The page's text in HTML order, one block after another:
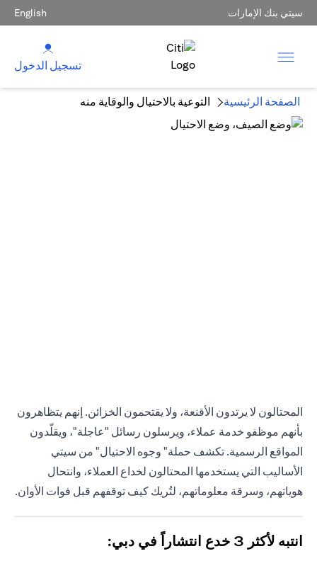
سيتي بنك الإمارات English
تسجيل الدخول
الصفحة الرئيسية التوعية بالاحتيال والوقاية منه
المحتالون لا يرتدون الأقنعة، ولا يقتحمون الخزائن. إنهم يتظاهرون
بأنهم موظفو خدمة عملاء، ويرسلون رسائل "عاجلة"، ويقلّدون
المواقع الرسمية. تكشف حملة" وجوه الاحتيال" من سيتي
الأساليب التي يستخدمها المحتالون لخداع العملاء، وانتحال
هوياتهم، وسرقة معلوماتهم، لتُريك كيف توقفهم قبل فوات الأوان.
انتبه لأكثر 3 خدع انتشاراً في دبي: